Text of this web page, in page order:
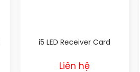
i5 LED Receiver Card
Liên hệ